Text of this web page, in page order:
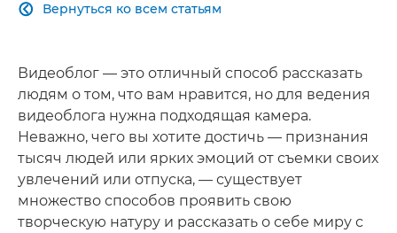
Вернуться ко всем статьям

Видеоблог — это отличный способ рассказать
людям о том, что вам нравится, но для ведения
видеоблога нужна подходящая камера.
Неважно, чего вы хотите достичь — признания
тысяч людей или ярких эмоций от съемки своих
увлечений или отпуска, — существует
множество способов проявить свою
творческую натуру и рассказать о себе миру с